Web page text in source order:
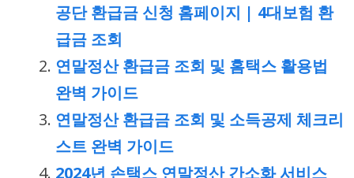
공단 환급금 신청 홈페이지 | 4대보험 환
급금 조회
연말정산 환급금 조회 및 홈택스 활용법
완벽 가이드
연말정산 환급금 조회 및 소득공제 체크리
스트 완벽 가이드
2024년 손택스 연말정산 간소화 서비스